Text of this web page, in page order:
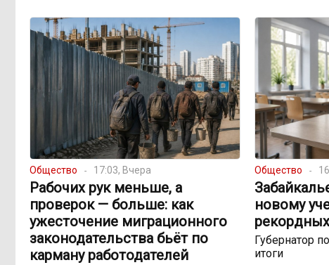
Общество 17:03, Вчера
Рабочих рук меньше, а
проверок — больше: как
ужесточение миграционного
законодательства бьёт по
карману работодателей
Общество
новому
Губернатор
итоги